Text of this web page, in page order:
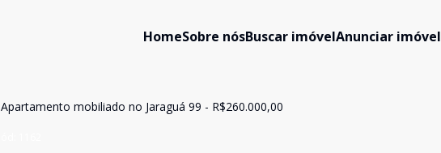
HomeSobre nósBuscar imóvelAnunciar imóvel
Apartamento mobiliado no Jaraguá 99 - R$260.000,00